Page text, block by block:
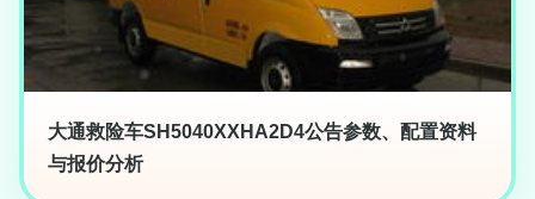
大通救险车SH5040XXHA2D4公告参数、配置资料
与报价分析